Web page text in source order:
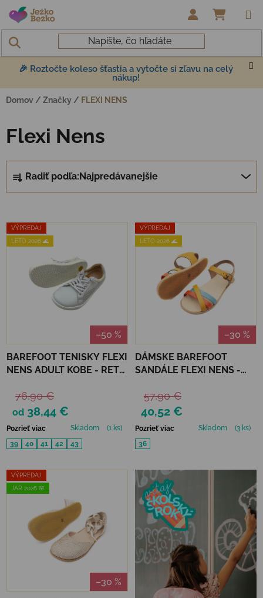
Prejsť na obsah
🎉 Roztočte koleso šťastia a vytočte si zľavu na celý
nákup!
Domov / Značky / FLEXI NENS
Flexi Nens
Radiť podľa: Najpredávanejšie
Výpis produktov
VÝPREDAJ
LETO 2026 🌊
–50 %
BAREFOOT TENISKY FLEXI
NENS ADULT KOBE - RETE
od 38,44 €
76,90 €
Pozrieť viac Skladom
(1 ks)
39
40 41 42 43
VÝPREDAJ
LETO 2026 🌊
–30 %
DÁMSKE BAREFOOT
SANDÁLE FLEXI NENS -
40,52 €
57,90 €
Pozrieť viac Skladom
(3 ks)
36
VÝPREDAJ
JAR 2026 🌸
–30 %